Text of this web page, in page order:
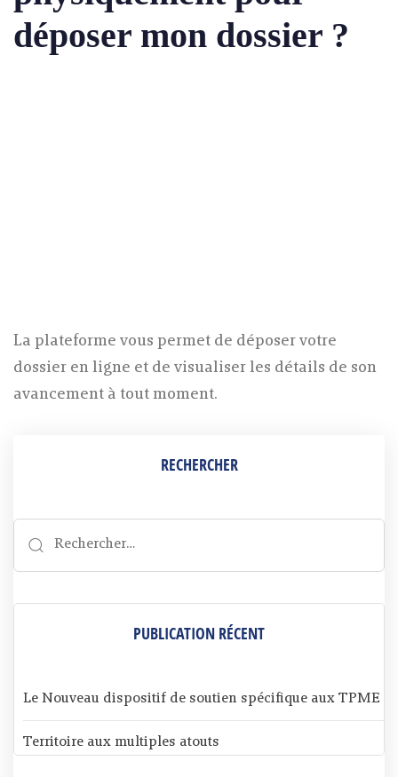
déposer mon dossier ?
La plateforme vous permet de déposer votre
dossier en ligne et de visualiser les détails de son
avancement à tout moment.
RECHERCHER
PUBLICATION RÉCENT
Le Nouveau dispositif de soutien spécifique aux TPME
Territoire aux multiples atouts